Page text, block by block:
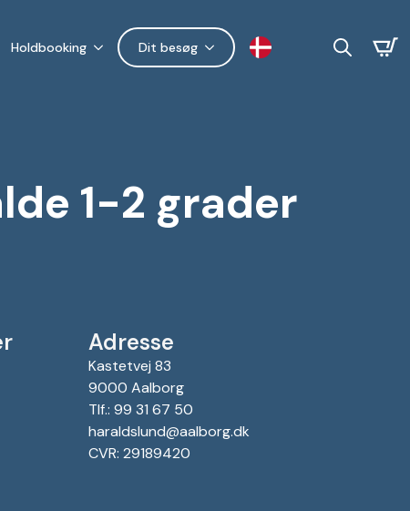
Holdbooking Dit besøg
1-2 grader
Adresse
Kastetvej 83
9000 Aalborg
Tlf.: 99 31 67 50
haraldslund@aalborg.dk
CVR: 29189420